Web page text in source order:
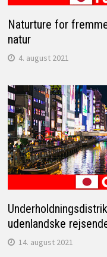
Naturture for
natur
4. august 2021
udenlandske
14. august 2021